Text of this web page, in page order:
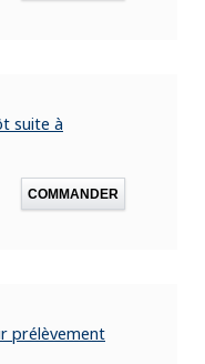
suite à
COMMANDER
prélèvement